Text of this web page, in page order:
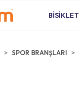
BİSİKLET
SPOR BRANŞLARI